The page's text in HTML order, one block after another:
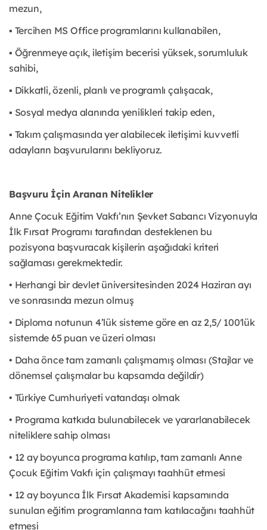
mezun,
▪ Tercihen MS Office programlarını kullanabilen,
▪ Öğrenmeye açık, iletişim becerisi yüksek, sorumluluk
sahibi,
▪ Dikkatli, özenli, planlı ve programlı çalışacak,
▪ Sosyal medya alanında yenilikleri takip eden,
▪ Takım çalışmasında yer alabilecek iletişimi kuvvetli
adayların başvurularını bekliyoruz.
Başvuru İçin Aranan Nitelikler
Anne Çocuk Eğitim Vakfı’nın Şevket Sabancı Vizyonuyla
İlk Fırsat Programı tarafından desteklenen bu
pozisyona başvuracak kişilerin aşağıdaki kriteri
sağlaması gerekmektedir.
• Herhangi bir devlet üniversitesinden 2024 Haziran ayı
ve sonrasında mezun olmuş
• Diploma notunun 4’lük sisteme göre en az 2,5/ 100'lük
sistemde 65 puan ve üzeri olması
• Daha önce tam zamanlı çalışmamış olması (Stajlar ve
dönemsel çalışmalar bu kapsamda değildir)
• Türkiye Cumhuriyeti vatandaşı olmak
• Programa katkıda bulunabilecek ve yararlanabilecek
niteliklere sahip olması
• 12 ay boyunca programa katılıp, tam zamanlı Anne
Çocuk Eğitim Vakfı için çalışmayı taahhüt etmesi
• 12 ay boyunca İlk Fırsat Akademisi kapsamında
sunulan eğitim programlarına tam katılacağını taahhüt
etmesi